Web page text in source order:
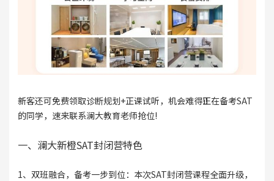
新客还可免费领取诊断规划+正课试听，机会难得‼️正在备考SAT
的同学，速来联系澜大教育老师抢位!
一、澜大新橙SAT封闭营特色
1、双班融合，备考一步到位：本次SAT封闭营课程全面升级，